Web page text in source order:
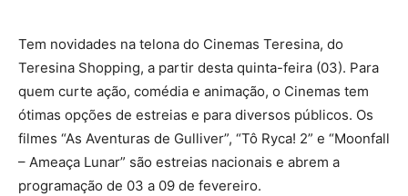
Tem novidades na telona do Cinemas Teresina, do
Teresina Shopping, a partir desta quinta-feira (03). Para
quem curte ação, comédia e animação, o Cinemas tem
ótimas opções de estreias e para diversos públicos. Os
filmes “As Aventuras de Gulliver”, “Tô Ryca! 2” e “Moonfall
– Ameaça Lunar” são estreias nacionais e abrem a
programação de 03 a 09 de fevereiro.